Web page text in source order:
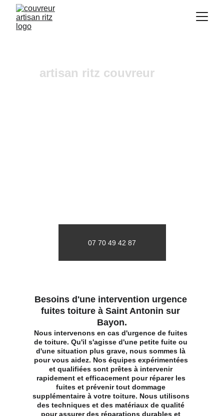
artisan ritz couvreur
07 70 49 42 87
Besoins d'une intervention urgence
fuites toiture à Saint Antonin sur
Bayon.
Nous intervenons en cas d'urgence de fuites
de toiture. Qu'il s'agisse d'une petite fuite ou
d'une situation plus grave, nous sommes là
pour vous aidez. Nos équipes expérimentées
et qualifiées sont prêtes à intervenir
rapidement et efficacement pour réparer les
fuites et prévenir tout dommage
supplémentaire à votre toiture. Nous utilisons
des techniques et des matériaux de qualité
pour assurer des réparations durables et